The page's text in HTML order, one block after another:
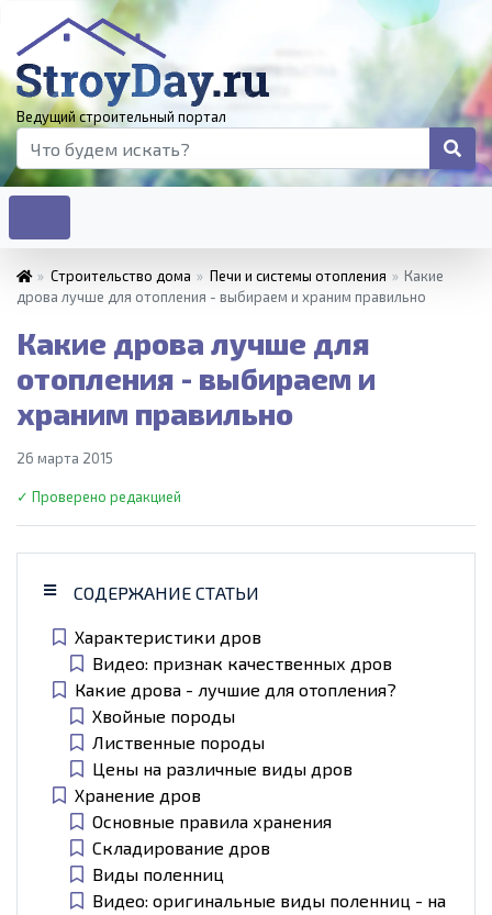
Ведущий строительный портал
» Строительство дома » Печи и системы отопления » Какие
дрова лучше для отопления - выбираем и храним правильно
Какие дрова лучше для
отопления - выбираем и
храним правильно
26 марта 2015
✓ Проверено редакцией
СОДЕРЖАНИЕ СТАТЬИ
Характеристики дров
Видео: признак качественных дров
Какие дрова - лучшие для отопления?
Хвойные породы
Лиственные породы
Цены на различные виды дров
Хранение дров
Основные правила хранения
Складирование дров
Виды поленниц
Видео: оригинальные виды поленниц - на